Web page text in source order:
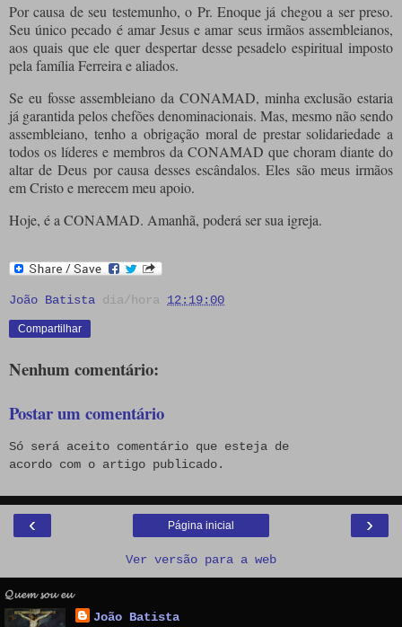
Por causa de seu testemunho, o Pr. Enoque já chegou a ser preso.
Seu único pecado é amar Jesus e amar seus irmãos assembleianos,
aos quais que ele quer despertar desse pesadelo espiritual imposto
pela família Ferreira e aliados.
Se eu fosse assembleiano da CONAMAD, minha exclusão estaria
já garantida pelos chefões denominacionais. Mas, mesmo não sendo
assembleiano, tenho a obrigação moral de prestar solidariedade a
todos os líderes e membros da CONAMAD que choram diante do
altar de Deus por causa desses escândalos. Eles são meus irmãos
em Cristo e merecem meu apoio.
Hoje, é a CONAMAD. Amanhã, poderá ser sua igreja.
João Batista dia/hora 12:19:00
Compartilhar
Nenhum comentário:
Postar um comentário
Só será aceito comentário que esteja de
acordo com o artigo publicado.
‹ ›
Página inicial
Ver versão para a web
𝓠𝓾𝓮𝓶 𝓼𝓸𝓾 𝓮𝓾
João Batista